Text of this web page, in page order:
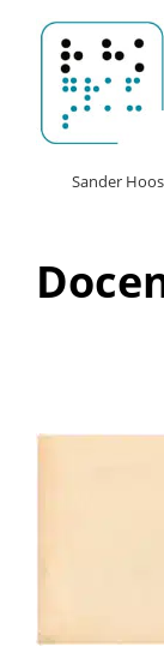
naar
de
hoofd
inhoud
HeaderSander